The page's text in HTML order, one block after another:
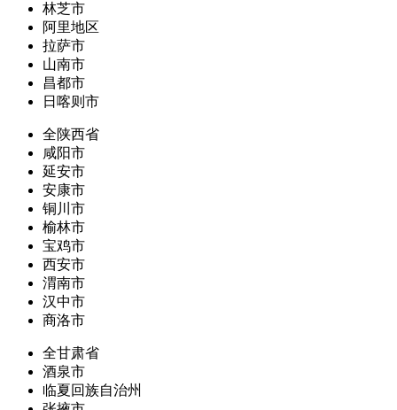
林芝市
阿里地区
拉萨市
山南市
昌都市
日喀则市
全陕西省
咸阳市
延安市
安康市
铜川市
榆林市
宝鸡市
西安市
渭南市
汉中市
商洛市
全甘肃省
酒泉市
临夏回族自治州